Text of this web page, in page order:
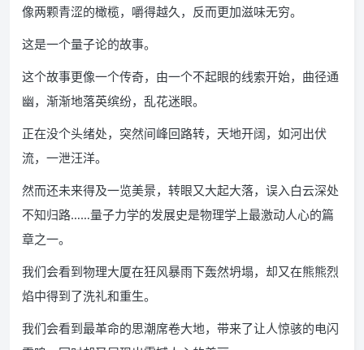
像两颗青涩的橄榄，嚼得越久，反而更加滋味无穷。
这是一个量子论的故事。
这个故事更像一个传奇，由一个不起眼的线索开始，曲径通
幽，渐渐地落英缤纷，乱花迷眼。
正在没个头绪处，突然间峰回路转，天地开阔，如河出伏
流，一泄汪洋。
然而还未来得及一览美景，转眼又大起大落，误入白云深处
不知归路……量子力学的发展史是物理学上最激动人心的篇
章之一。
我们会看到物理大厦在狂风暴雨下轰然坍塌，却又在熊熊烈
焰中得到了洗礼和重生。
我们会看到最革命的思潮席卷大地，带来了让人惊骇的电闪